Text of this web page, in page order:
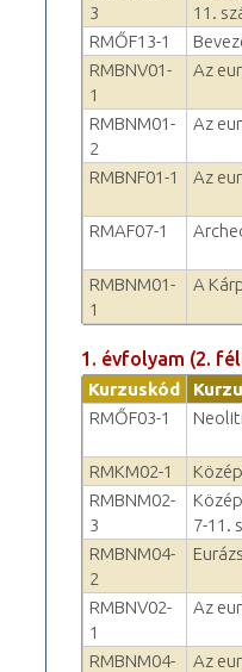
3
11.
RMŐF13-1
RMBNV01-
1
Az
RMBNM01-
2
Az
RMBNF01-1 Az
RMAF07-1
RMBNM01-
1
A
1. évfolyam (2.
Kurzuskód
RMŐF03-1
RMKM02-1
RMBNM02-
3
7-11.
RMBNM04-
2
RMBNV02-
1
Az
RMBNM04-
Az